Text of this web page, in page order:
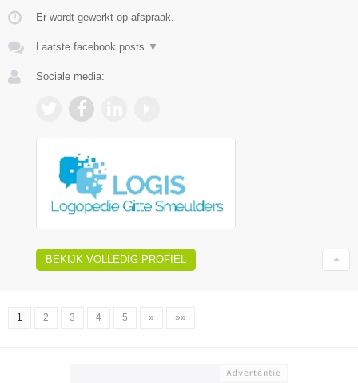
Er wordt gewerkt op afspraak.
Laatste facebook posts ▼
Sociale media:
BEKIJK VOLLEDIG PROFIEL
1 2 3 4 5 » »»